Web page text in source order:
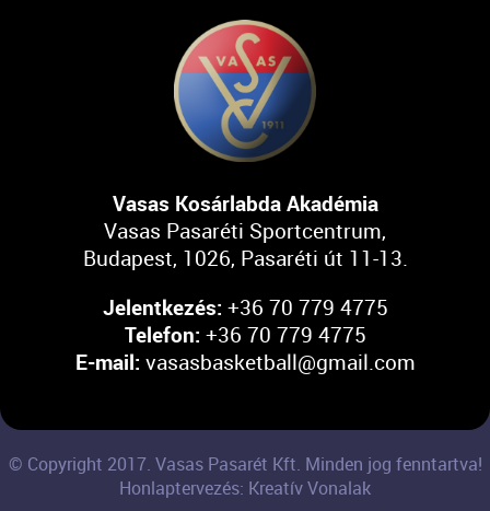
Vasas Kosárlabda Akadémia
Vasas Pasaréti Sportcentrum,
Budapest, 1026, Pasaréti út 11-13.
Jelentkezés: +36 70 779 4775
Telefon: +36 70 779 4775
E-mail: vasasbasketball@gmail.com
© Copyright 2017. Vasas Pasarét Kft. Minden jog fenntartva!
Honlaptervezés: Kreatív Vonalak